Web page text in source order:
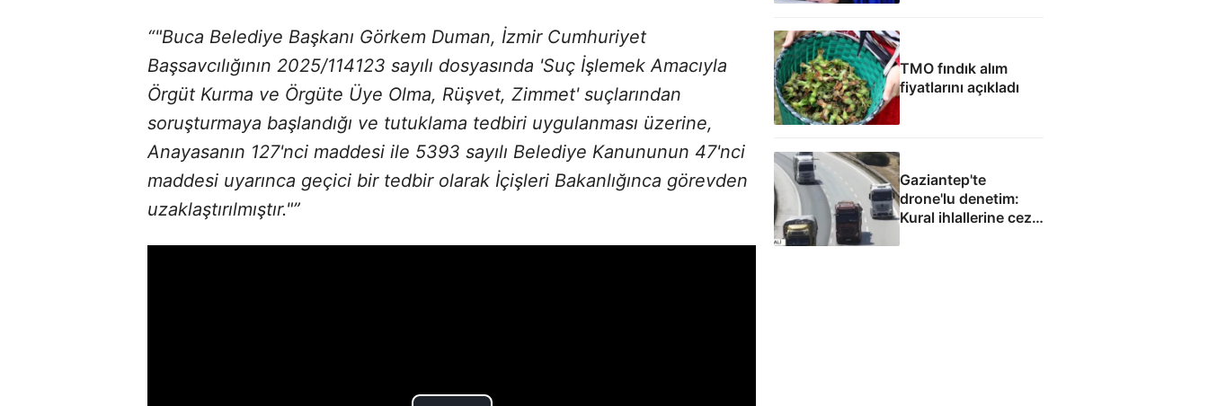
“"Buca Belediye Başkanı Görkem Duman, İzmir Cumhuriyet
Başsavcılığının 2025/114123 sayılı dosyasında 'Suç İşlemek Amacıyla
Örgüt Kurma ve Örgüte Üye Olma, Rüşvet, Zimmet' suçlarından
soruşturmaya başlandığı ve tutuklama tedbiri uygulanması üzerine,
Anayasanın 127'nci maddesi ile 5393 sayılı Belediye Kanununun 47'nci
maddesi uyarınca geçici bir tedbir olarak İçişleri Bakanlığınca görevden
uzaklaştırılmıştır."”
TMO fındık alım
fiyatlarını açıkladı
Gaziantep'te
drone'lu denetim:
Kural ihlallerine ceza